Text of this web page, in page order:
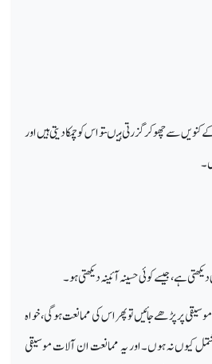
سے چھوکر گزرتی ہیںتو اس کو چمکا دیتی ہیں اور
ہے، جیسے کوئی حسینہ آئینہ دیکھتی ہو۔
پر پڑھے جائیں تو پھر اس کی ممانعت ہوگی، خواہ
کیوں نہ ہوں۔اور یہ ممانعت ان آلات موسیقی